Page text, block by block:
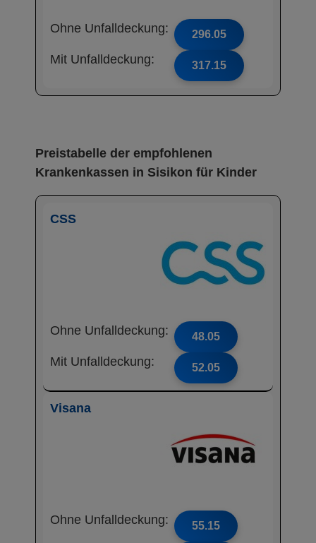
Ohne Unfalldeckung: 296.05
Mit Unfalldeckung: 317.15
Preistabelle der empfohlenen
Krankenkassen in Sisikon für Kinder
CSS
Ohne Unfalldeckung: 48.05
Mit Unfalldeckung: 52.05
Visana
Ohne Unfalldeckung: 55.15